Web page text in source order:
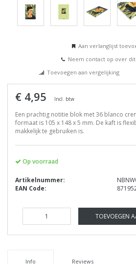
Aan verlanglijst
Neem contact op over
Toevoegen aan vergelijking
€ 4,95 Incl. btw
Een prachtig notitie blok met 36 blanco
formaat is 105 x 148 x 5 mm. De kaft is
makkelijk te gebruiken is.
Op voorraad
Artikelnummer:
EAN Code:
TOEVOEGEN
Info Reviews